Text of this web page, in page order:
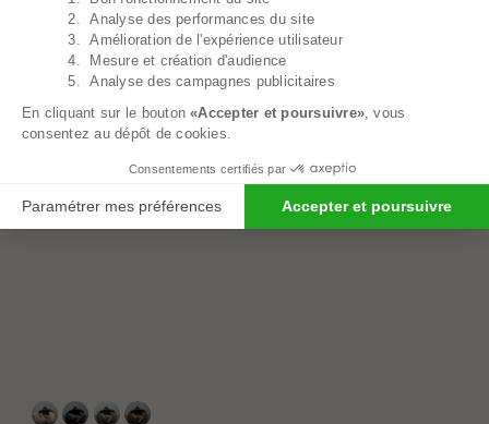
2. Analyse des performances du site
3. Amélioration de l'expérience utilisateur
4. Mesure et création d'audience
5. Analyse des campagnes publicitaires
En cliquant sur le bouton«Accepter et poursuivre» , vous
consentez au dépôt de cookies.
Consentements certifiés par
Paramétrer mes préférences Accepter et poursuivre